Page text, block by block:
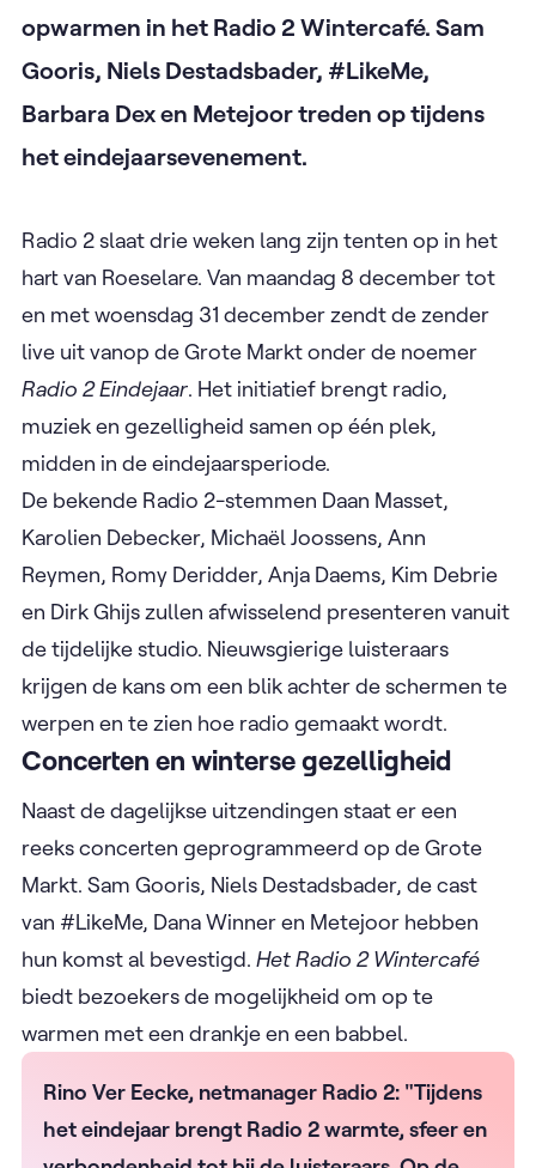
opwarmen in het Radio 2 Wintercafé. Sam
Gooris, Niels Destadsbader, #LikeMe,
Barbara Dex en Metejoor treden op tijdens
het eindejaarsevenement.
Radio 2 slaat drie weken lang zijn tenten op in het
hart van Roeselare. Van maandag 8 december tot
en met woensdag 31 december zendt de zender
live uit vanop de Grote Markt onder de noemer
Radio 2 Eindejaar. Het initiatief brengt radio,
muziek en gezelligheid samen op één plek,
midden in de eindejaarsperiode.
De bekende Radio 2-stemmen Daan Masset,
Karolien Debecker, Michaël Joossens, Ann
Reymen, Romy Deridder, Anja Daems, Kim Debrie
en Dirk Ghijs zullen afwisselend presenteren vanuit
de tijdelijke studio. Nieuwsgierige luisteraars
krijgen de kans om een blik achter de schermen te
werpen en te zien hoe radio gemaakt wordt.
Concerten en winterse gezelligheid
Naast de dagelijkse uitzendingen staat er een
reeks concerten geprogrammeerd op de Grote
Markt. Sam Gooris, Niels Destadsbader, de cast
van #LikeMe, Dana Winner en Metejoor hebben
hun komst al bevestigd. Het Radio 2 Wintercafé
biedt bezoekers de mogelijkheid om op te
warmen met een drankje en een babbel.
Rino Ver Eecke, netmanager Radio 2: "Tijdens
het eindejaar brengt Radio 2 warmte, sfeer en